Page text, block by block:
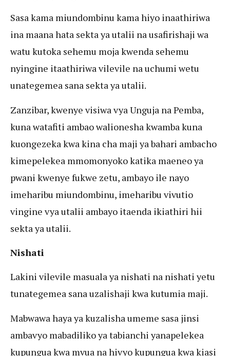
Sasa kama miundombinu kama hiyo inaathiriwa
ina maana hata sekta ya utalii na usafirishaji wa
watu kutoka sehemu moja kwenda sehemu
nyingine itaathiriwa vilevile na uchumi wetu
unategemea sana sekta ya utalii.
Zanzibar, kwenye visiwa vya Unguja na Pemba,
kuna watafiti ambao walionesha kwamba kuna
kuongezeka kwa kina cha maji ya bahari ambacho
kimepelekea mmomonyoko katika maeneo ya
pwani kwenye fukwe zetu, ambayo ile nayo
imeharibu miundombinu, imeharibu vivutio
vingine vya utalii ambayo itaenda ikiathiri hii
sekta ya utalii.
Nishati
Lakini vilevile masuala ya nishati na nishati yetu
tunategemea sana uzalishaji kwa kutumia maji.
Mabwawa haya ya kuzalisha umeme sasa jinsi
ambavyo mabadiliko ya tabianchi yanapelekea
kupungua kwa mvua na hivyo kupungua kwa kiasi